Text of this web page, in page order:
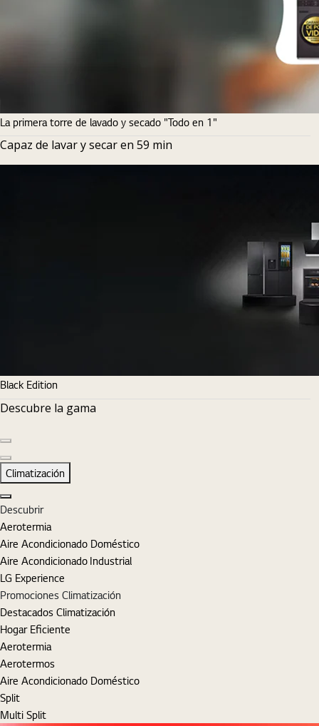
La primera torre de lavado y secado "Todo en 1"
Capaz de lavar y secar en 59 min
Black Edition
Descubre la gama
Diapositiva siguiente
Climatización
Cerrar
Descubrir
Aerotermia
Aire Acondicionado Doméstico
Aire Acondicionado Industrial
LG Experience
Promociones Climatización
Destacados Climatización
Hogar Eficiente
Aerotermia
Aerotermos
Aire Acondicionado Doméstico
Split
Multi Split